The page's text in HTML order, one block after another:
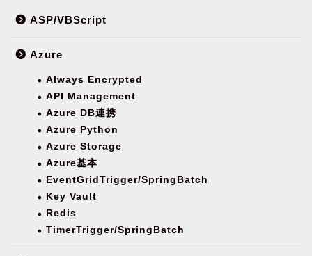
ASP/VBScript
Azure
Always Encrypted
API Management
Azure DB連携
Azure Python
Azure Storage
Azure基本
EventGridTrigger/SpringBatch
Key Vault
Redis
TimerTrigger/SpringBatch